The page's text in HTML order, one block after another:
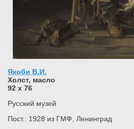
Якоби В.И.
Холст, масло
92 х 76
Русский музей
Пост.: 1928 из ГМФ, Ленинград